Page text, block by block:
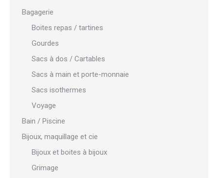
Bagagerie
Boites repas / tartines
Gourdes
Sacs à dos / Cartables
Sacs à main et porte-monnaie
Sacs isothermes
Voyage
Bain / Piscine
Bijoux, maquillage et cie
Bijoux et boites à bijoux
Grimage